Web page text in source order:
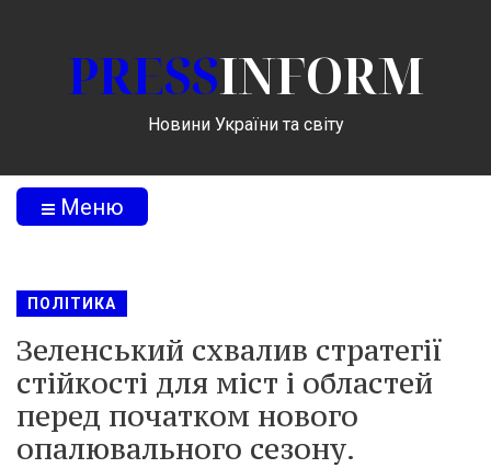
PRESSINFORM
Новини України та світу
Меню
ПОЛІТИКА
Зеленський схвалив стратегії
стійкості для міст і областей
перед початком нового
опалювального сезону.